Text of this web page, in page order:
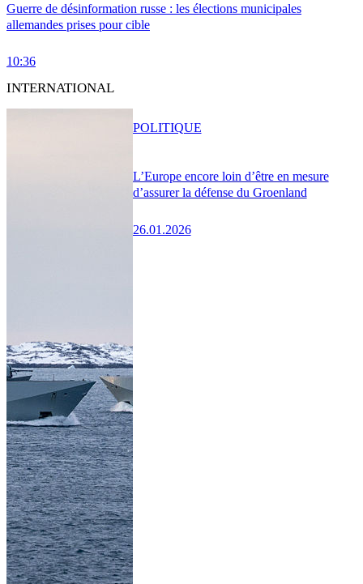
Guerre de désinformation russe : les élections municipales
allemandes prises pour cible
10:36
INTERNATIONAL
L’Europe encore loin d’être en mesure
d’assurer la défense du Groenland
26.01.2026
POLITIQUE